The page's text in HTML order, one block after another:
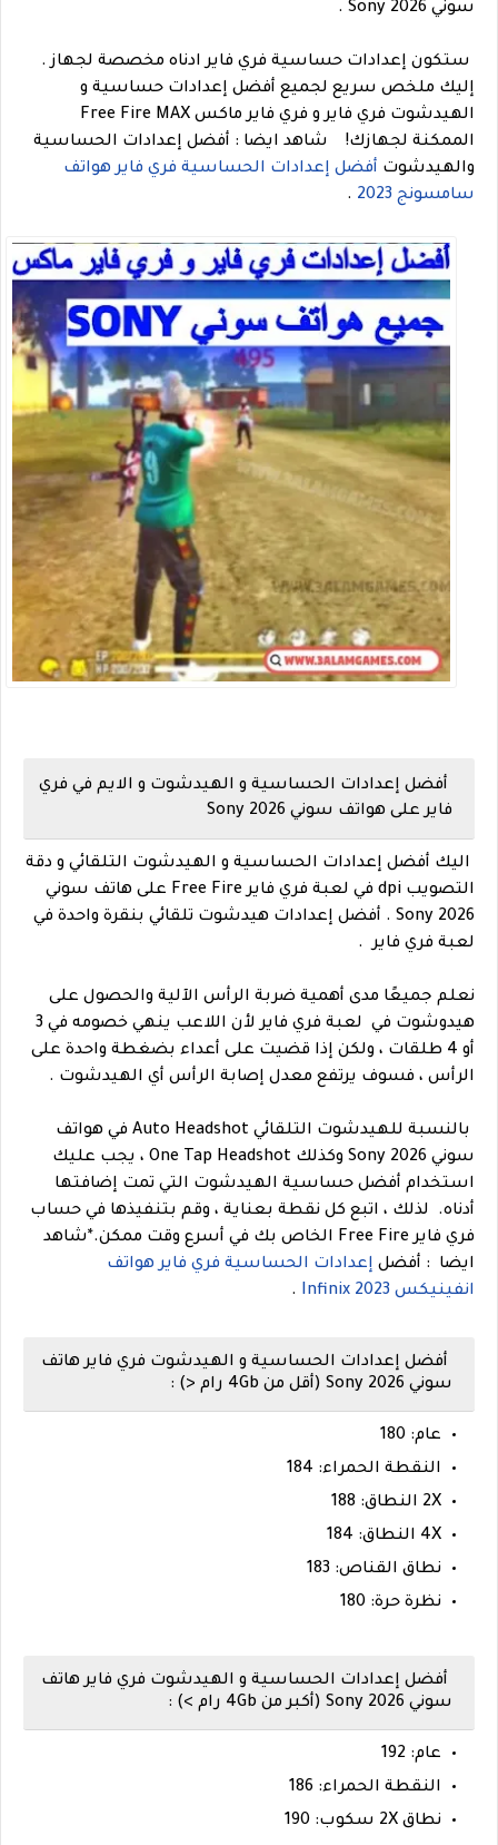
سوني 2026 Sony .
ستكون إعدادات حساسية فري فاير ادناه مخصصة لجهاز .
إليك ملخص سريع لجميع أفضل إعدادات حساسية و
الهيدشوت فري فاير و فري فاير ماكس Free Fire MAX
الممكنة لجهازك!
شاهد ايضا : أفضل إعدادات الحساسية
والهيدشوت أفضل إعدادات الحساسية فري فاير هواتف
سامسونج 2023
.
أفضل إعدادات الحساسية و الهيدشوت و الايم في فري
فاير على هواتف سوني 2026 Sony
اليك أفضل إعدادات الحساسية و الهيدشوت التلقائي و دقة
التصويب dpi في لعبة فري فاير Free Fire على هاتف سوني
2026 Sony . أفضل إعدادات هيدشوت تلقائي بنقرة واحدة في
لعبة فري فاير .
نعلم جميعًا مدى أهمية ضربة الرأس الآلية والحصول على
هيدوشوت في لعبة فري فاير لأن اللاعب ينهي خصومه في 3
أو 4 طلقات ، ولكن إذا قضيت على أعداء بضغطة واحدة على
الرأس ، فسوف يرتفع معدل إصابة الرأس أي الهيدشوت .
بالنسبة للهيدشوت التلقائي Auto Headshot في هواتف
سوني 2026 Sony وكذلك One Tap Headshot ، يجب عليك
استخدام أفضل حساسية الهيدشوت التي تمت إضافتها
أدناه.
لذلك ، اتبع كل نقطة بعناية ، وقم بتنفيذها في حساب
فري فاير Free Fire الخاص بك في أسرع وقت ممكن.
*شاهد
ايضا
: أفضل إعدادات الحساسية فري فاير هواتف
انفينيكس 2023 Infinix
.
أفضل إعدادات الحساسية و الهيدشوت فري فاير هاتف
سوني 2026 Sony (أقل من 4Gb رام <) :
عام: 180
النقطة الحمراء: 184
2X النطاق: 188
4X النطاق: 184
نطاق القناص: 183
نظرة حرة: 180
أفضل إعدادات الحساسية و الهيدشوت فري فاير هاتف
سوني 2026 Sony (أكبر من 4Gb رام >) :
عام: 192
النقطة الحمراء: 186
نطاق 2X سكوب: 190